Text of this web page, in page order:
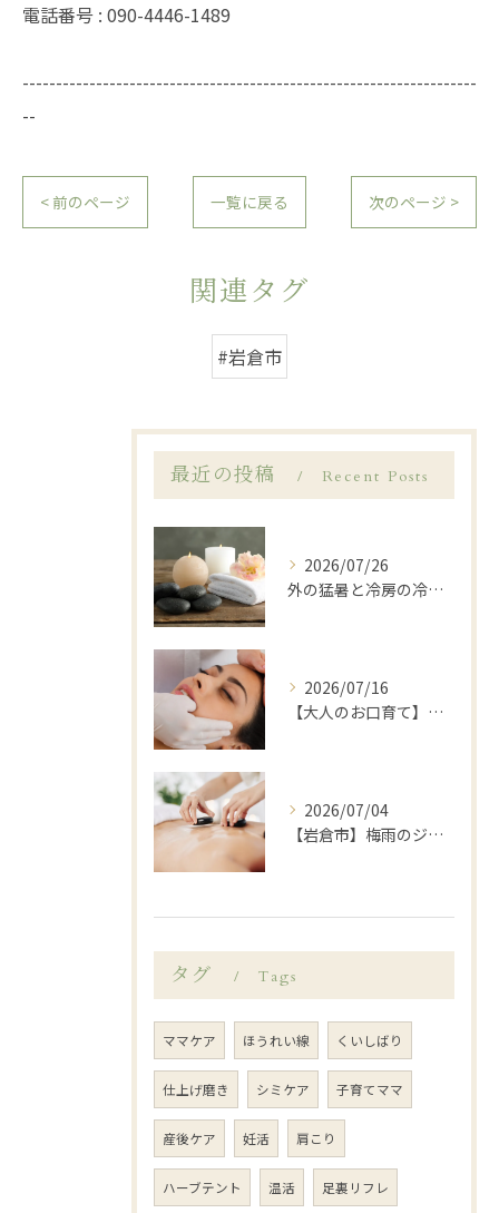
電話番号 : 090-4446-1489
--------------------------------------------------------------------
--
< 前のページ 一覧に戻る 次のページ >
関連タグ
#岩倉市
最近の投稿 Recent Posts
2026/07/26
外の猛暑と冷房の冷えに…夏の「寒暖差疲労」を温活ケアでリセット🌿岩倉市LANA
2026/07/16
【大人のお口育て】「顔が大きくなった？」と感じたら始めたい、岩倉市歯科衛生士による口元ゆるめケア
2026/07/04
【岩倉市】梅雨のジメジメや暑さで乱れがちな自律神経を整えてみませんか？
タグ Tags
ママケア ほうれい線 くいしばり
仕上げ磨き シミケア 子育てママ
産後ケア 妊活 肩こり
ハーブテント 温活 足裏リフレ